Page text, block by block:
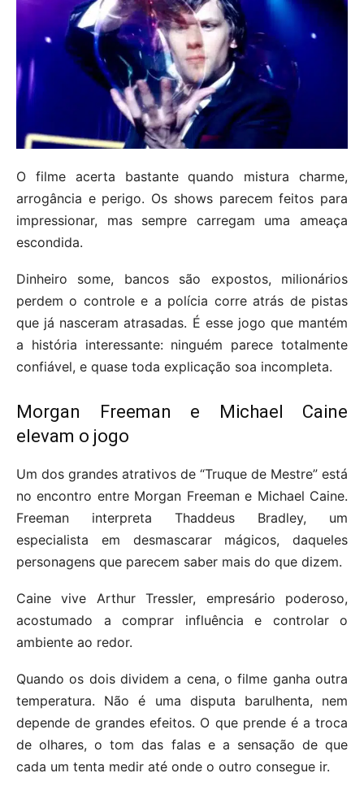
O filme acerta bastante quando mistura charme,
arrogância e perigo. Os shows parecem feitos para
impressionar, mas sempre carregam uma ameaça
escondida.
Dinheiro some, bancos são expostos, milionários
perdem o controle e a polícia corre atrás de pistas
que já nasceram atrasadas. É esse jogo que mantém
a história interessante: ninguém parece totalmente
confiável, e quase toda explicação soa incompleta.
Morgan Freeman e Michael Caine
elevam o jogo
Um dos grandes atrativos de “Truque de Mestre” está
no encontro entre Morgan Freeman e Michael Caine.
Freeman interpreta Thaddeus Bradley, um
especialista em desmascarar mágicos, daqueles
personagens que parecem saber mais do que dizem.
Caine vive Arthur Tressler, empresário poderoso,
acostumado a comprar influência e controlar o
ambiente ao redor.
Quando os dois dividem a cena, o filme ganha outra
temperatura. Não é uma disputa barulhenta, nem
depende de grandes efeitos. O que prende é a troca
de olhares, o tom das falas e a sensação de que
cada um tenta medir até onde o outro consegue ir.